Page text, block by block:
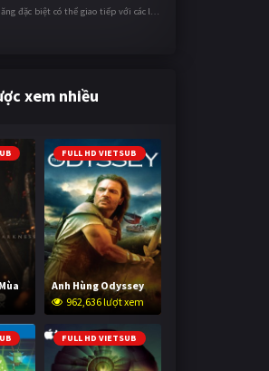
đặc biệt có thể giao tiếp với các loài
xem nhiều
xem
FULL HD VIETSUB
Anh Hùng Odyssey
962,636 lượt xem
FULL HD VIETSUB